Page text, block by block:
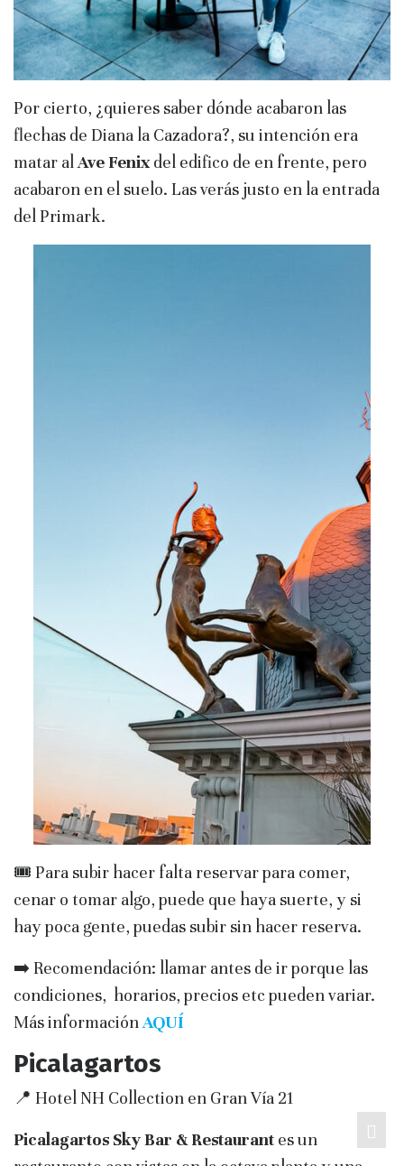
Por cierto, ¿quieres saber dónde acabaron las
flechas de Diana la Cazadora?, su intención era
matar alAve Fenixdel edifico de en frente, pero
acabaron en el suelo. Las verás justo en la entrada
del Primark.
🎟️ Para subir hacer falta reservar para comer,
cenar o tomar algo, puede que haya suerte, y si
hay poca gente, puedas subir sin hacer reserva.
➡️ Recomendación: llamar antes de ir porque las
condiciones, horarios, precios etc pueden variar.
Más informaciónAQUÍ
Picalagartos
📍 Hotel NH Collection en Gran Vía 21
Picalagartos Sky Bar & Restaurant es un